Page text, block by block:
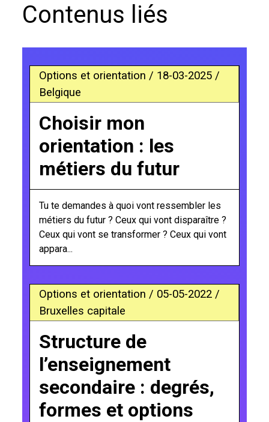
Contenus liés
Options et orientation / 18-03-2025 /
Belgique
Choisir mon
orientation : les
métiers du futur
Tu te demandes à quoi vont ressembler les
métiers du futur ? Ceux qui vont disparaître ?
Ceux qui vont se transformer ? Ceux qui vont
appara...
Options et orientation / 05-05-2022 /
Bruxelles capitale
Structure de
l’enseignement
secondaire : degrés,
formes et options